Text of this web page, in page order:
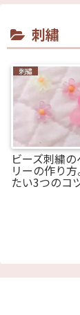
刺繡
刺繡
ビーズ刺繍
リーの作り
たい3つのコ